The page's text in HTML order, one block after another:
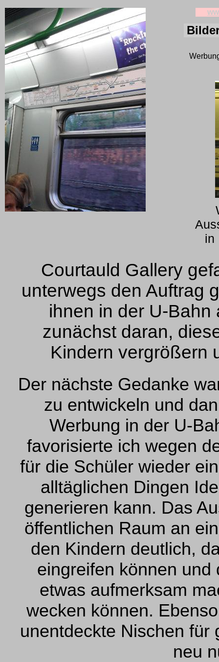
in
Courtauld Gallery
unterwegs den Auftrag
ihnen in der U-
zunächst daran,
Kindern vergrößern
Der nächste Gedanke
zu entwickeln und
Werbung in der U-
favorisierte ich wegen
für die Schüler wieder
alltäglichen Dingen
generieren kann. Das
öffentlichen Raum an
den Kindern deutlich,
eingreifen können
etwas aufmerksam
wecken können.
unentdeckte Nischen für
neu